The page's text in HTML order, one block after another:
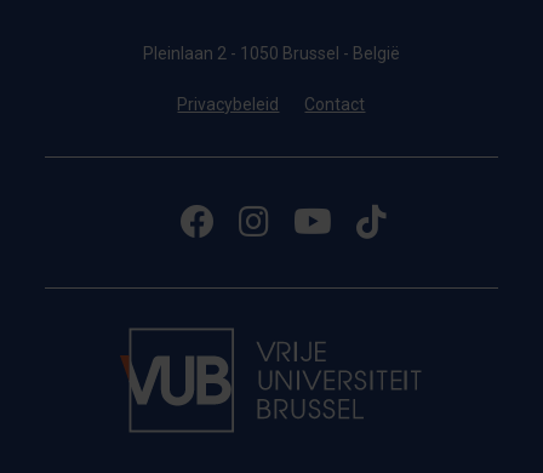
Pleinlaan 2 - 1050 Brussel - België
Privacybeleid Contact